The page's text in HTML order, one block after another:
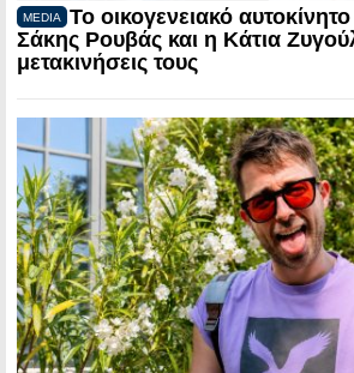
MEDIA
Το οικογενειακό
Σάκης Ρουβάς και η Κάτια
μετακινήσεις τους